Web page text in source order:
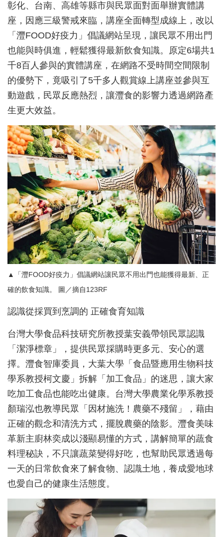
彰化、台南、高雄等縣市與民眾面對面舉辦實體講
座，因應三級警戒來臨，講座全面轉型成線上，改以
「灃FOOD好疫力」倡議網站呈現，讓民眾不用出門
也能與時俱進，輕鬆獲得最新飲食知識。原定6場共1
千8百人參與的實體講座，在網路不受時間空間限制
的優勢下，竟吸引了5千多人觀賞線上講座並參與互
動遊戲，民眾反應熱烈，讓灃食的影響力透過網路產
生更大效益。
▲「灃FOOD好疫力」倡議網站讓民眾不用出門也能獲得最新、正
確的飲食知識。 圖／摘自123RF
認識從採買到烹調的 正確食育知識
台灣大學食品科技研究所教授葉安義帶領民眾認識
「潔淨標章」，提供民眾採購時更多元、安心的選
擇。灃食智庫委員，大葉大學「食品暨應用生物科技
學系教授柯文慶」拆解「加工食品」的迷思，讓大家
吃加工食品也能吃出健康。台灣大學農業化學系教授
顏瑞泓也教導民眾「因材施洗！農藥不殘留」，藉由
正確的觀念和清洗方式，擺脫農藥的陰影。灃食美味
革新主廚林奕成以淺顯易懂的方式，講解簡單的蔬食
料理秘訣，不只讓蔬菜變得好吃，也幫助民眾透過每
一天的日常飲食來了解食物、認識土地，養成愛地球
也愛自己的健康生活態度。